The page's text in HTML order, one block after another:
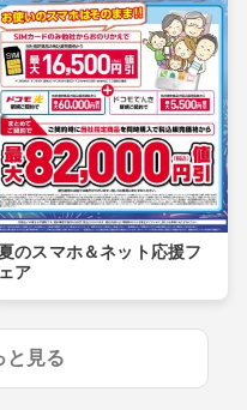
のスマホ＆ネット応援フ
ェア
と見る